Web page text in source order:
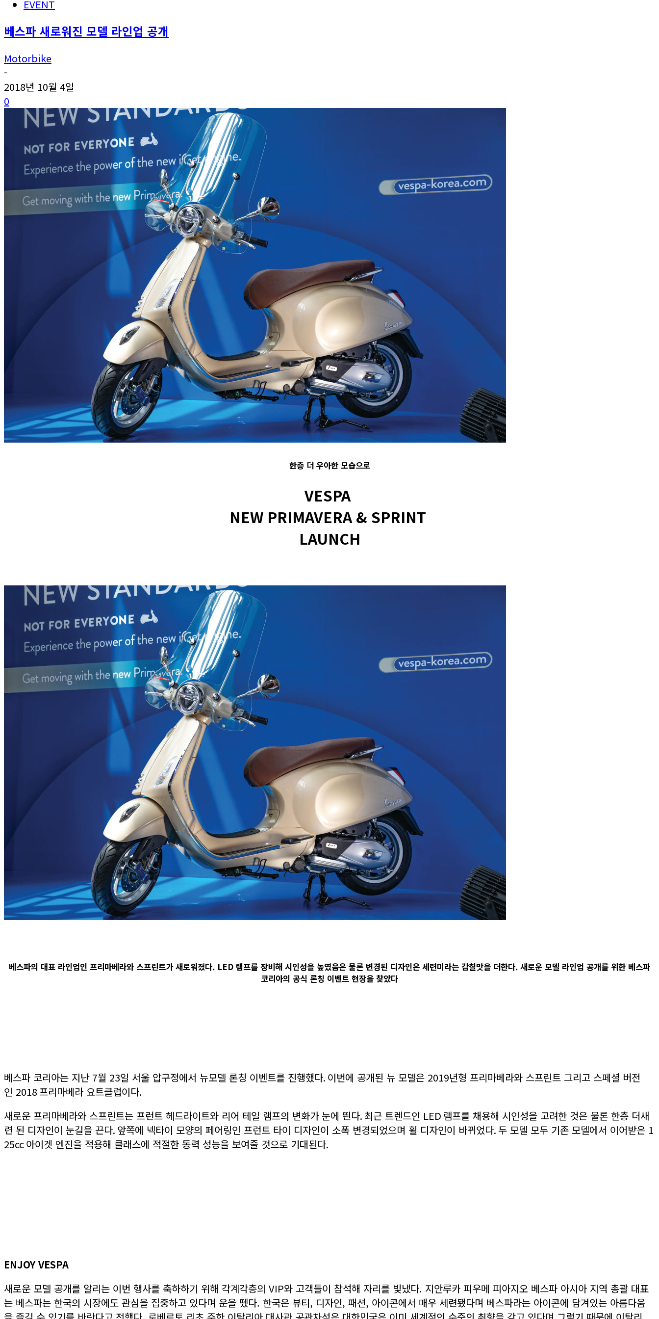
EVENT
베스파 새로워진 모델 라인업 공개
Motorbike
-
2018년 10월 4일
0
한층 더 우아한 모습으로
VESPA
NEW PRIMAVERA & SPRINT
LAUNCH
베스파의 대표 라인업인 프리마베라와 스프린트가 새로워졌다. LED 램프를 장비해 시인성을 높였음은 물론 변경된 디자인은 세련미라는 감칠맛을 더한다. 새로운 모델 라인업 공개를 위한 베스파
코리아의 공식 론칭 이벤트 현장을 찾았다
베스파 코리아는 지난 7월 23일 서울 압구정에서 뉴모델 론칭 이벤트를 진행했다. 이번에 공개된 뉴 모델은 2019년형 프리마베라와 스프린트 그리고 스페셜 버전
인 2018 프리마베라 요트클럽이다.
새로운 프리마베라와 스프린트는 프런트 헤드라이트와 리어 테일 램프의 변화가 눈에 띈다. 최근 트렌드인 LED 램프를 채용해 시인성을 고려한 것은 물론 한층 더새
련 된 디자인이 눈길을 끈다. 앞쪽에 넥타이 모양의 페어링인 프런트 타이 디자인이 소폭 변경되었으며 휠 디자인이 바뀌었다. 두 모델 모두 기존 모델에서 이어받은 1
25cc아이겟 엔진을 적용해 클래스에 적절한 동력 성능을 보여줄 것으로 기대된다.
ENJOY VESPA
새로운 모델 공개를 알리는 이번 행사를 축하하기 위해 각계각층의 VIP와 고객들이 참석해 자리를 빛냈다. 지안루카 피우메 피아지오 베스파 아시아 지역 총괄 대표
는 베스파는 한국의 시장에도 관심을 집중하고 있다며 운을 뗐다. 한국은 뷰티, 디자인, 패션, 아이콘에서 매우 세련됐다며 베스파라는 아이콘에 담겨있는 아름다움